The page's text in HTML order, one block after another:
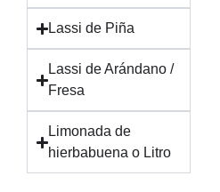
Lassi de Piña
Lassi de Arándano /
Fresa
Limonada de
hierbabuena o Litro